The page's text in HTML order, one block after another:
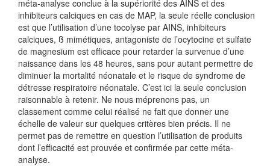
méta-analyse conclue à la supériorité des AINS et des
inhibiteurs calciques en cas de MAP, la seule réelle conclusion
est que l’utilisation d’une tocolyse par AINS, inhibiteurs
calciques, ß mimétiques, antagoniste de l’ocytocine et sulfate
de magnesium est efficace pour retarder la survenue d’une
naissance dans les 48 heures, sans pour autant permettre de
diminuer la mortalité néonatale et le risque de syndrome de
détresse respiratoire néonatale. C’est ici la seule conclusion
raisonnable à retenir. Ne nous méprenons pas, un
classement comme celui réalisé ne fait que donner une
échelle de valeur sur quelques critères bien précis. Il ne
permet pas de remettre en question l’utilisation de produits
dont l’efficacité est prouvée et confirmée par cette méta-
analyse.